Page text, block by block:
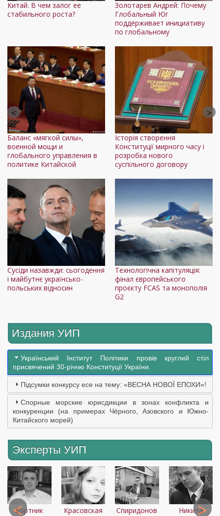
Китай. В чем залог ее
стабильного роста?
Золотарев Андрей: Почему
Глобальный Юг
поддерживает инициативу
по глобальному
Баланс «мягкой силы»,
военной мощи и
глобального управления в
политике Китайской
Історія створення
Конституції мирного часу і
розробка нового
суспільного договору
Сусіди назавжди: сьогодення
і майбутнє українсько-
польських відносин
Технологічна капітуляція:
фінал європейського
проєкту FCAS та монополія
G2
Издания УИП
Український Інститут Політики провів круглий стіл
присвячений 30-річчю Конституції України.
Підсумки конкурсу есе на тему: «ВЕСНА НОВОЇ ЕПОХИ»!
Спорные морские юрисдикции в зонах конфликта и
конкуренции (на примерах Чёрного, Азовского и Южно-
Китайского морей)
Эксперты УИП
Бортник
Красовская
Спиридонов
Никита